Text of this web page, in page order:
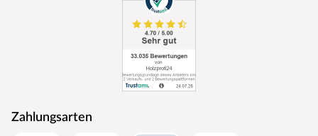
Zahlungsarten